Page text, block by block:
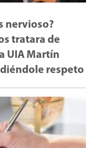
nervioso?
tratara de
UIA Martín
respeto